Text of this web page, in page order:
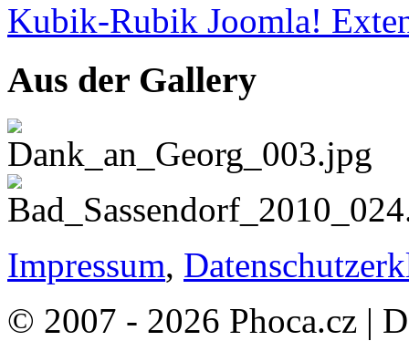
Kubik-Rubik Joomla!
Aus der Gallery
Impressum,
© 2007 - 2026 Phoca.cz |